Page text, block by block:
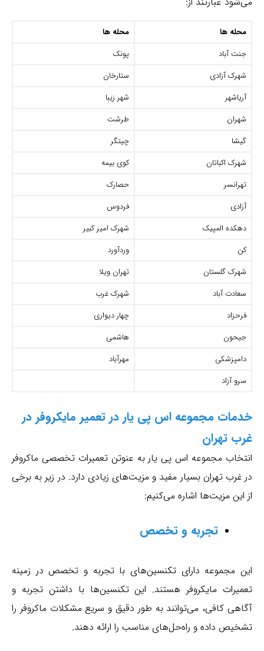
محله ها
محله ها
جنت آباد
پونک
شهرک آزادی
ستارخان
آریاشهر
شهر زیبا
شهران
طرشت
گیشا
چیتگر
شهرک اکباتان
کوی بیمه
تهرانسر
حصارک
آزادی
فردوس
دهکده المپیک
شهرک امیر کبیر
کن
وردآورد
شهرک گلستان
تهران ویلا
سعادت آباد
شهرک غرب
فرحزاد
چهار دیواری
جیحون
هاشمی
دامپزشکی
مهرآباد
سرو آزاد
خدمات مجموعه اس پی یار در تعمیر مایکروفر در
غرب تهران
انتخاب مجموعه اس پی یار به عنوتن تعمیرات تخصصی ماکروفر
در غرب تهران بسیار مفید و مزیت‌های زیادی دارد. در زیر به برخی
از این مزیت‌ها اشاره می‌کنیم:
تجربه و تخصص
این مجموعه دارای تکنسین‌های با تجربه و تخصص در زمینه
تعمیرات مایکروفر هستند. این تکنسین‌ها با داشتن تجربه و
آگاهی کافی، می‌توانند به طور دقیق و سریع مشکلات ماکروفر را
تشخیص داده و راه‌حل‌های مناسب را ارائه دهند.